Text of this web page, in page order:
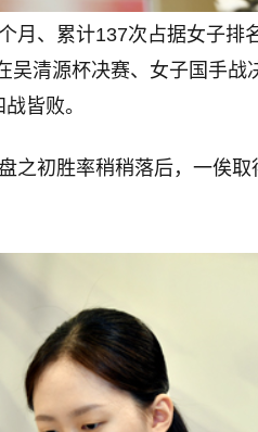
月、累计137次占据女子排
清源杯决赛、女子国手
战皆败。
初胜率稍稍落后，一俟